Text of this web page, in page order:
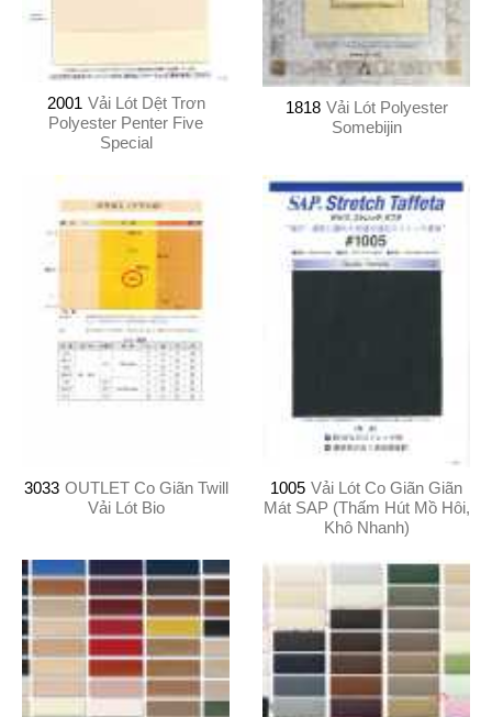
2001 Vải Lót Dệt Trơn
Polyester Penter Five
Special
1818 Vải Lót Polyester
Somebijin
3033 OUTLET Co Giãn Twill
Vải Lót Bio
1005 Vải Lót Co Giãn Giãn
Mát SAP (Thấm Hút Mồ Hôi,
Khô Nhanh)